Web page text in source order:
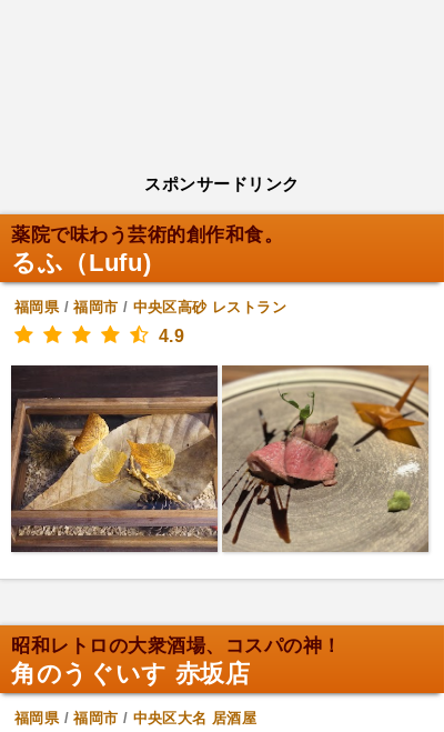
スポンサードリンク
薬院で味わう芸術的創作和食。
るふ（Lufu)
福岡県/福岡市 / 中央区高砂 レストラン
4.9
昭和レトロの大衆酒場、コスパの神！
角のうぐいす 赤坂店
福岡県/福岡市 / 中央区大名 居酒屋